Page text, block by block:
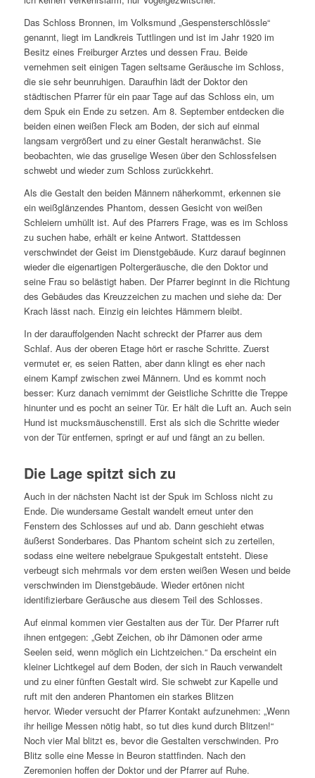
Das Schloss Bronnen, im Volksmund „Gespensterschlössle“
genannt, liegt im Landkreis Tuttlingen und ist im Jahr 1920 im
Besitz eines Freiburger Arztes und dessen Frau. Beide
vernehmen seit einigen Tagen seltsame Geräusche im Schloss,
die sie sehr beunruhigen. Daraufhin lädt der Doktor den
städtischen Pfarrer für ein paar Tage auf das Schloss ein, um
dem Spuk ein Ende zu setzen. Am 8. September entdecken die
beiden einen weißen Fleck am Boden, der sich auf einmal
langsam vergrößert und zu einer Gestalt heranwächst. Sie
beobachten, wie das gruselige Wesen über den Schlossfelsen
schwebt und wieder zum Schloss zurückkehrt.
Als die Gestalt den beiden Männern näherkommt, erkennen sie
ein weißglänzendes Phantom, dessen Gesicht von weißen
Schleiern umhüllt ist. Auf des Pfarrers Frage, was es im Schloss
zu suchen habe, erhält er keine Antwort. Stattdessen
verschwindet der Geist im Dienstgebäude. Kurz darauf beginnen
wieder die eigenartigen Poltergeräusche, die den Doktor und
seine Frau so belästigt haben. Der Pfarrer beginnt in die Richtung
des Gebäudes das Kreuzzeichen zu machen und siehe da: Der
Krach lässt nach. Einzig ein leichtes Hämmern bleibt.
In der darauffolgenden Nacht schreckt der Pfarrer aus dem
Schlaf. Aus der oberen Etage hört er rasche Schritte. Zuerst
vermutet er, es seien Ratten, aber dann klingt es eher nach
einem Kampf zwischen zwei Männern. Und es kommt noch
besser: Kurz danach vernimmt der Geistliche Schritte die Treppe
hinunter und es pocht an seiner Tür. Er hält die Luft an. Auch sein
Hund ist mucksmäuschenstill. Erst als sich die Schritte wieder
von der Tür entfernen, springt er auf und fängt an zu bellen.
Die Lage spitzt sich zu
Auch in der nächsten Nacht ist der Spuk im Schloss nicht zu
Ende. Die wundersame Gestalt wandelt erneut unter den
Fenstern des Schlosses auf und ab. Dann geschieht etwas
äußerst Sonderbares. Das Phantom scheint sich zu zerteilen,
sodass eine weitere nebelgraue Spukgestalt entsteht. Diese
verbeugt sich mehrmals vor dem ersten weißen Wesen und beide
verschwinden im Dienstgebäude. Wieder ertönen nicht
identifizierbare Geräusche aus diesem Teil des Schlosses.
Auf einmal kommen vier Gestalten aus der Tür. Der Pfarrer ruft
ihnen entgegen: „Gebt Zeichen, ob ihr Dämonen oder arme
Seelen seid, wenn möglich ein Lichtzeichen.“ Da erscheint ein
kleiner Lichtkegel auf dem Boden, der sich in Rauch verwandelt
und zu einer fünften Gestalt wird. Sie schwebt zur Kapelle und
ruft mit den anderen Phantomen ein starkes Blitzen
hervor. Wieder versucht der Pfarrer Kontakt aufzunehmen: „Wenn
ihr heilige Messen nötig habt, so tut dies kund durch Blitzen!“
Noch vier Mal blitzt es, bevor die Gestalten verschwinden. Pro
Blitz solle eine Messe in Beuron stattfinden. Nach den
Zeremonien hoffen der Doktor und der Pfarrer auf Ruhe.